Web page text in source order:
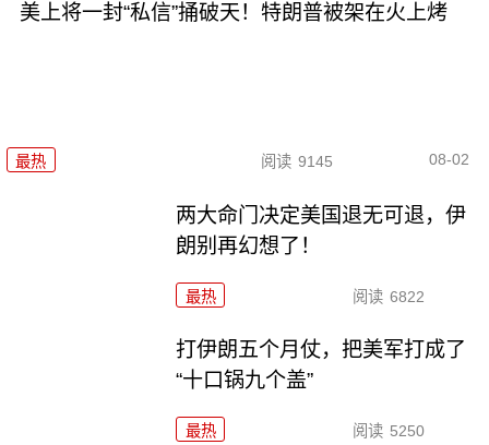
美上将一封“私信”捅破天！特朗普被架在火上烤
最热 阅读 9145 08-02
两大命门决定美国退无可退，伊
朗别再幻想了！
最热 阅读 6822
打伊朗五个月仗，把美军打成了
“十口锅九个盖”
最热 阅读 5250